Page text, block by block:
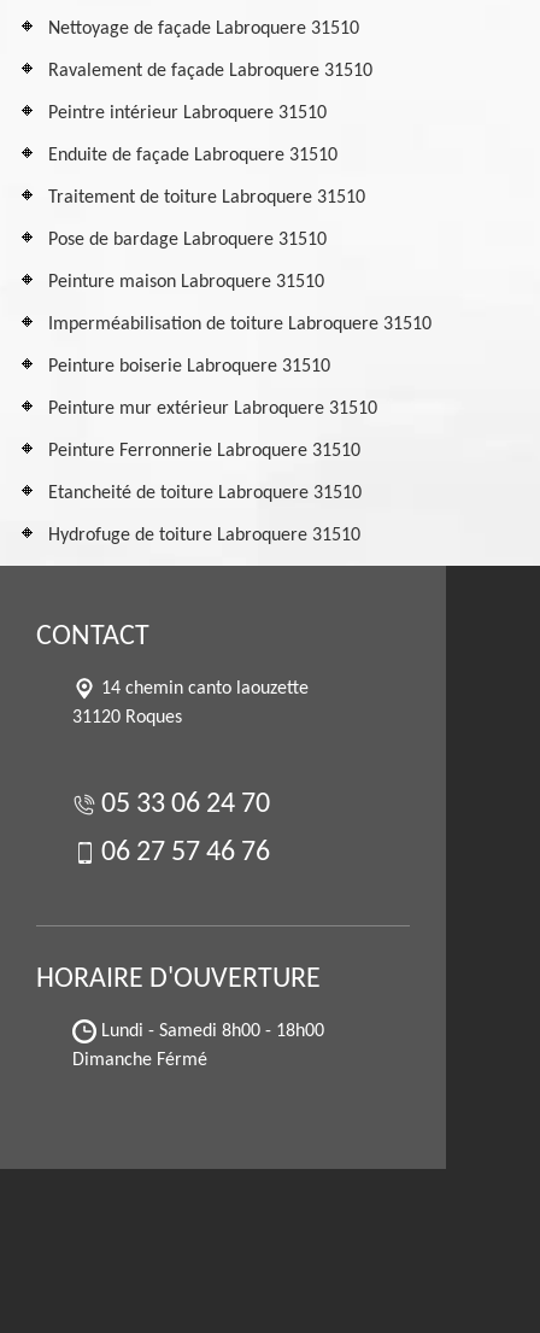
Nettoyage de façade Labroquere 31510
Ravalement de façade Labroquere 31510
Peintre intérieur Labroquere 31510
Enduite de façade Labroquere 31510
Traitement de toiture Labroquere 31510
Pose de bardage Labroquere 31510
Peinture maison Labroquere 31510
Imperméabilisation de toiture Labroquere 31510
Peinture boiserie Labroquere 31510
Peinture mur extérieur Labroquere 31510
Peinture Ferronnerie Labroquere 31510
Etancheité de toiture Labroquere 31510
Hydrofuge de toiture Labroquere 31510
CONTACT
14 chemin canto laouzette
31120 Roques
05 33 06 24 70
06 27 57 46 76
HORAIRE D'OUVERTURE
Lundi - Samedi 8h00 - 18h00
Dimanche Férmé